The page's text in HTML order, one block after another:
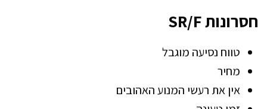
חסרונות SR/F
טווח נסיעה מוגבל
מחיר
אין את רעשי המנוע האהובים